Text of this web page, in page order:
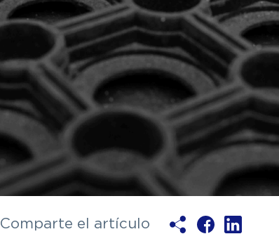
Comparte el artículo